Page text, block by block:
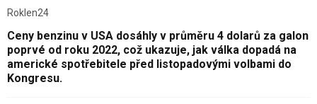
Roklen24
Ceny benzinu v USA dosáhly v průměru 4 dolarů za galon
poprvé od roku 2022, což ukazuje, jak válka dopadá na
americké spotřebitele před listopadovými volbami do
Kongresu.